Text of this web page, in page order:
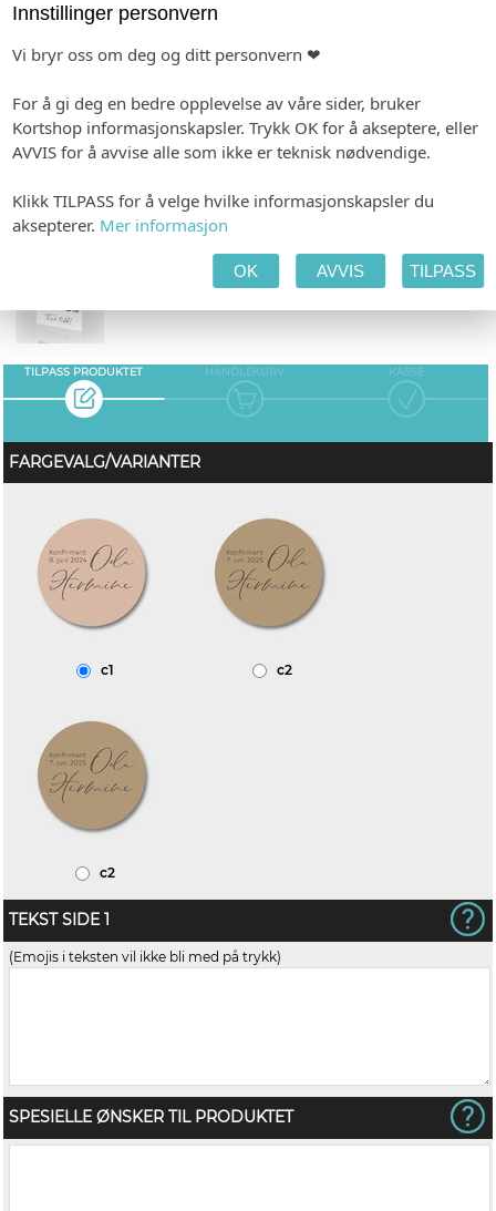
BORDKORT I PAPIR
INVITASJON
SPESIALHEFTE GAVELISTE GJESTEBOK
TILPASS PRODUKTET HANDLEKURV KASSE
FARGEVALG/VARIANTER
c1 c2
c2
TEKST SIDE 1
(Emojis i teksten vil ikke bli med på trykk)
SPESIELLE ØNSKER TIL PRODUKTET
Innstillinger personvern
Vi bryr oss om deg og ditt personvern ❤
For å gi deg en bedre opplevelse av våre sider, bruker
Kortshop informasjonskapsler. Trykk OK for å akseptere, eller
AVVIS for å avvise alle som ikke er teknisk nødvendige.
Klikk TILPASS for å velge hvilke informasjonskapsler du
aksepterer. Mer informasjon
OK AVVIS TILPASS